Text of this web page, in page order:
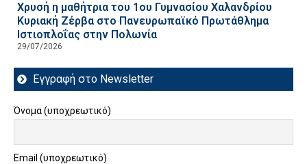
Χρυσή η μαθήτρια του 1ου Γυμνασίου Χαλανδρίου
Κυριακή Ζέρβα στο Πανευρωπαϊκό Πρωτάθλημα
Ιστιοπλοΐας στην Πολωνία
29/07/2026
Εγγραφή στο Newsletter
Όνομα (υποχρεωτικό)
Email (υποχρεωτικό)